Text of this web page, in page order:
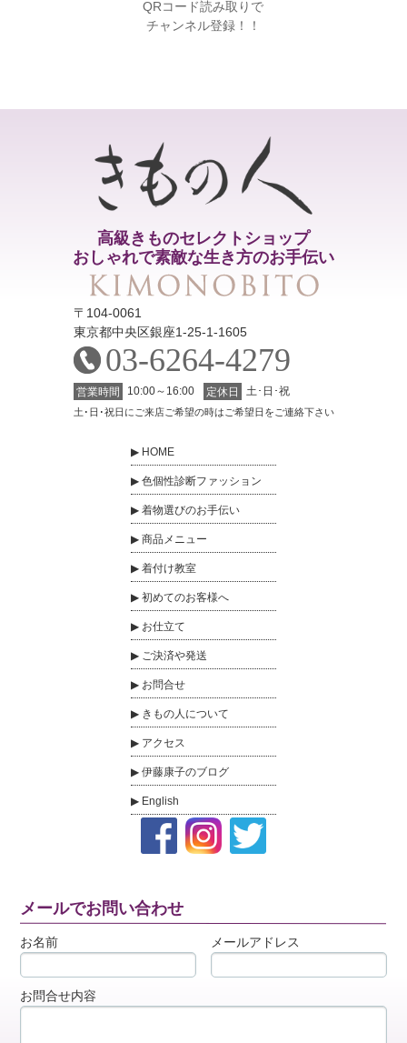
QRコード読み取りで
チャンネル登録！！
高級きものセレクトショップ
おしゃれで素敵な生き方のお手伝い
〒104-0061
東京都中央区銀座1-25-1-1605
03-6264-4279
営業時間 10:00～16:00 定休日 土･日･祝
土･日･祝日にご来店ご希望の時はご希望日をご連絡下さい
HOME
色個性診断ファッション
着物選びのお手伝い
商品メニュー
着付け教室
初めてのお客様へ
お仕立て
ご決済や発送
お問合せ
きもの人について
アクセス
伊藤康子のブログ
English
メールでお問い合わせ
お名前 メールアドレス
お問合せ内容